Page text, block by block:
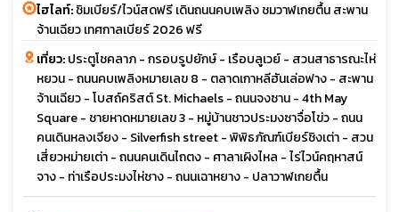
ไฮไลท์:ชิมเบียร์/ไวน์สดฟรี เดินถนนคบเพลิง ชมวาฬเกยตื้น สะพาน
จ้านเฉียว เทศกาลเบียร์ 2026 ฟรี
เที่ยว:ประตูโชคลาภ - กรอบรูปยักษ์ - เรือบลูเวย์ - สวนสาธารณะไห่
หยวน - ถนนคบเพลิงหมายเลข 8 - ตลาดเกาหลีฮันเล่อฟาง - สะพาน
จ้านเฉียว - โบสถ์คริสต์ St. Michaels - ถนนจงซาน - 4th May
Square - ชายหาดหมายเลข 3 - หมู่บ้านชาวประมงซาจื่อโข่ว - ถนน
คนเดินหลงเจียง - Silverfish street - พิพิธภัณฑ์เบียร์ชิงเต่า - สวน
เสี่ยวหม่ายเต่า - ถนนคนเดินไถตง - ศาลาเผิงไหล - ไร่ไวน์คฤหาสน์
จาง - ท่าเรือประมงไห่ชาง - ถนนเฉาหยาง - ปลาวาฬเกยตื้น